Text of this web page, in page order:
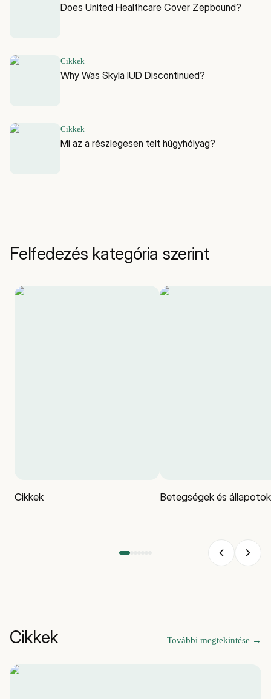
Does United Healthcare Cover Zepbound?
Cikkek
Why Was Skyla IUD Discontinued?
Cikkek
Mi az a részlegesen telt húgyhólyag?
Felfedezés kategória szerint
Cikkek Betegségek és állapotok
Cikkek További megtekintése →